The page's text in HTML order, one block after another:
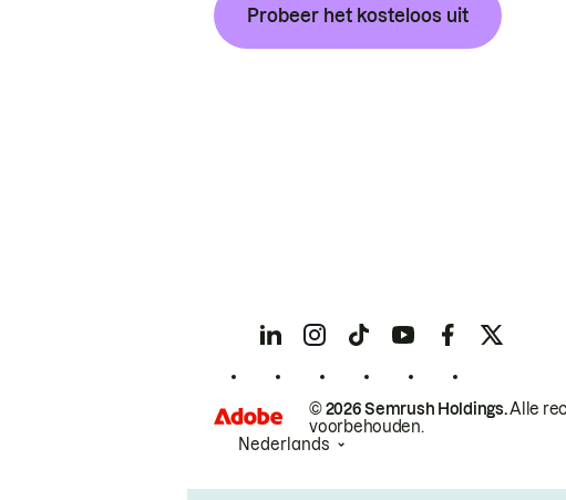
Probeer het kosteloos uit
© 2026 Semrush Holdings.Alle
voorbehouden.
Nederlands